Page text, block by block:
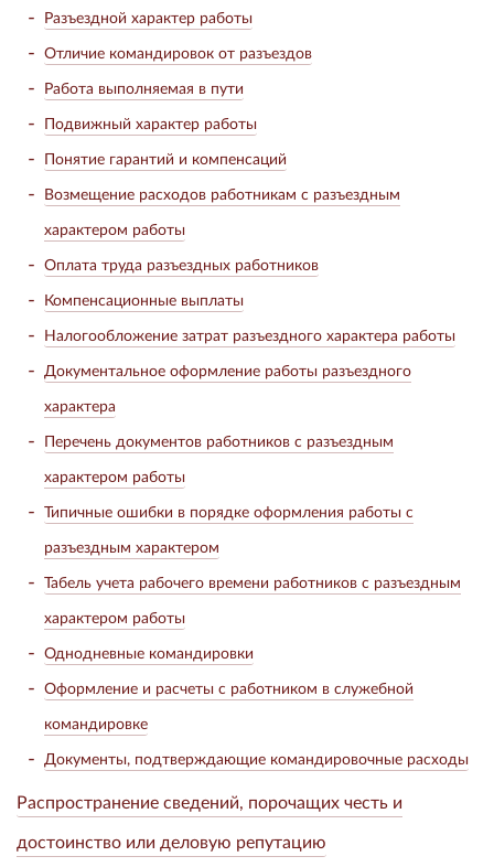
Разъездной характер работы
Отличие командировок от разъездов
Работа выполняемая в пути
Подвижный характер работы
Понятие гарантий и компенсаций
Возмещение расходов работникам с разъездным
характером работы
Оплата труда разъездных работников
Компенсационные выплаты
Налогообложение затрат разъездного характера работы
Документальное оформление работы разъездного
характера
Перечень документов работников с разъездным
характером работы
Типичные ошибки в порядке оформления работы с
разъездным характером
Табель учета рабочего времени работников с разъездным
характером работы
Однодневные командировки
Оформление и расчеты с работником в служебной
командировке
Документы, подтверждающие командировочные расходы
Распространение сведений, порочащих честь и
достоинство или деловую репутацию